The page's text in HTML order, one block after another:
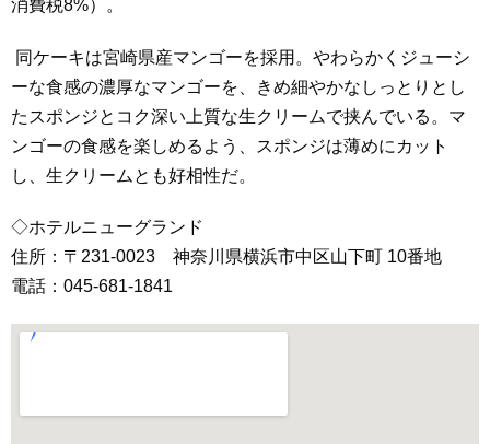
消費税8%）。
同ケーキは宮崎県産マンゴーを採用。やわらかくジューシ
ーな食感の濃厚なマンゴーを、きめ細やかなしっとりとし
たスポンジとコク深い上質な生クリームで挟んでいる。マ
ンゴーの食感を楽しめるよう、スポンジは薄めにカット
し、生クリームとも好相性だ。
◇ホテルニューグランド
住所：〒231-0023 神奈川県横浜市中区山下町 10番地
電話：045-681-1841